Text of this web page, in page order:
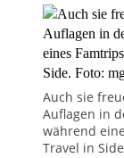
Auch sie
Auflagen in
während
Travel in